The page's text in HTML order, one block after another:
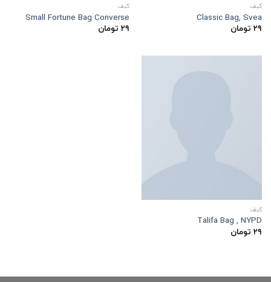
کبف
Classic Bag, Svea
۲۹ تومان
کبف
Small Fortune Bag Converse
۲۹ تومان
کبف
Talifa Bag , NYPD
۲۹ تومان